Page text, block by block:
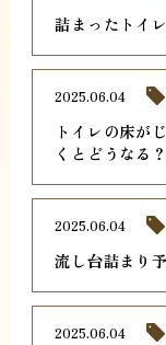
詰まったトイ
トイレの床が
くとどうなる
2025.06.04
流し台詰まり
2025.06.04
2025.06.04